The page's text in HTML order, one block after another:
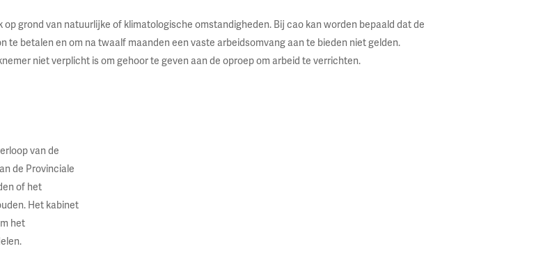
grond van natuurlijke of klimatologische omstandigheden. Bij cao kan worden bepaald dat de
te betalen en om na twaalf maanden een vaste arbeidsomvang aan te bieden niet gelden.
niet verplicht is om gehoor te geven aan de oproep om arbeid te verrichten.
van de
de Provinciale
of het
Het kabinet
het